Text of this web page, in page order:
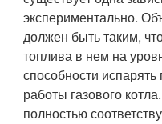
экспериментально.
должен быть таким,
топлива в нем на
способности испарять
работы газового
полностью